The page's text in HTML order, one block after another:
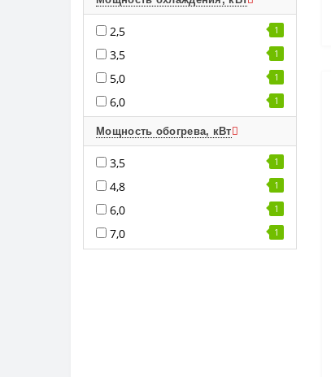
2,5 1
3,5 1
5,0 1
6,0 1
Мощность обогрева, кВт
3,5 1
4,8 1
6,0 1
7,0 1